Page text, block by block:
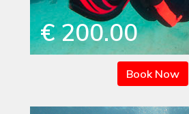
€ 200.00
Book Now